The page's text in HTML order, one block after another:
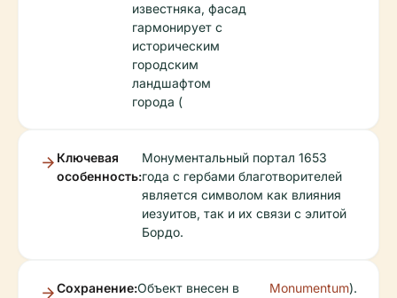
известняка, фасад
гармонирует с
историческим
городским
ландшафтом
города (
Ключевая
особенность:
Монументальный портал 1653
года с гербами благотворителей
является символом как влияния
иезуитов, так и их связи с элитой
Бордо.
Сохранение:Объект внесен в
Monumentum).